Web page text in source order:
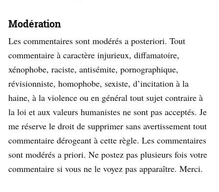
Modération
Les commentaires sont modérés a posteriori. Tout
commentaire à caractère injurieux, diffamatoire,
xénophobe, raciste, antisémite, pornographique,
révisionniste, homophobe, sexiste, d’incitation à la
haine, à la violence ou en général tout sujet contraire à
la loi et aux valeurs humanistes ne sont pas acceptés. Je
me réserve le droit de supprimer sans avertissement tout
commentaire dérogeant à cette règle. Les commentaires
sont modérés a priori. Ne postez pas plusieurs fois votre
commentaire si vous ne le voyez pas apparaître. Merci.